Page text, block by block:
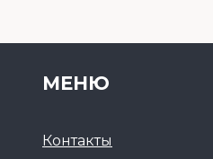
МЕНЮ
Контакты